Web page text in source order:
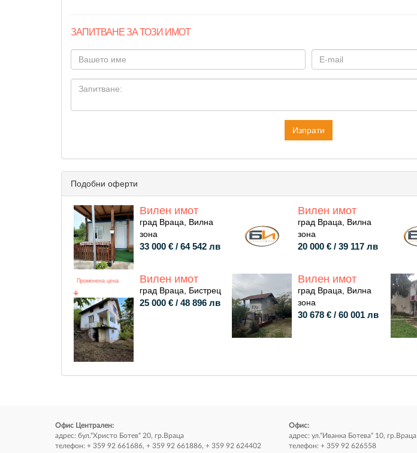
ЗАПИТВАНЕ ЗА ТОЗИ ИМОТ
Подобни оферти
Вилен имот
град Враца, Вилна
зона
33 000 € / 64 542 лв
Вилен имот
град Враца, Вилна
зона
20 000 € / 39 117 лв
Променена цена Вилен имот
град Враца, Бистрец
25 000 € / 48 896 лв
Вилен имот
град Враца, Вилна
зона
30 678 € / 60 001 лв
Офис Централен:
адрес: бул.“Христо Ботев“ 20, гр.Враца
телефон: + 359 92 661686, + 359 92 661886, + 359 92 624402
Офис:
адрес: ул.“Иванка Ботева“ 10, гр.Враца
телефон: + 359 92 626558